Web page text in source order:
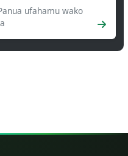
ufahamu wako